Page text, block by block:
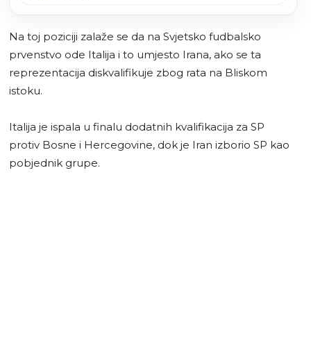
Na toj poziciji zalaže se da na Svjetsko fudbalsko
prvenstvo ode Italija i to umjesto Irana, ako se ta
reprezentacija diskvalifikuje zbog rata na Bliskom
istoku.
Italija je ispala u finalu dodatnih kvalifikacija za SP
protiv Bosne i Hercegovine, dok je Iran izborio SP kao
pobjednik grupe.